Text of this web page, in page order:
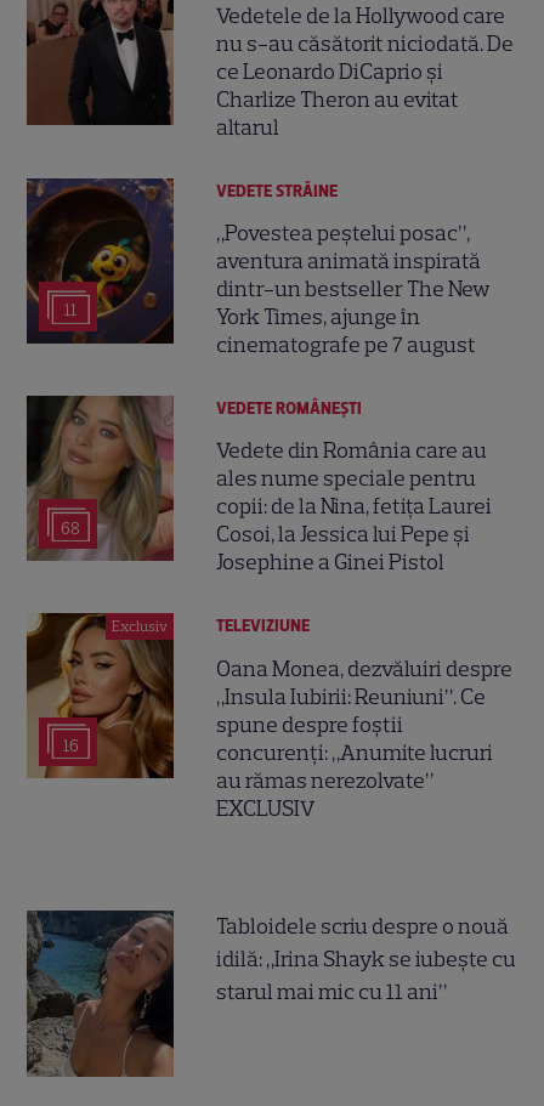
Vedetele de la Hollywood care
nu s-au căsătorit niciodată. De
ce Leonardo DiCaprio și
Charlize Theron au evitat
altarul
11
VEDETE STRĂINE
„Povestea peștelui posac”,
aventura animată inspirată
dintr-un bestseller The New
York Times, ajunge în
cinematografe pe 7 august
68
VEDETE ROMÂNEŞTI
Vedete din România care au
ales nume speciale pentru
copii: de la Nina, fetița Laurei
Cosoi, la Jessica lui Pepe și
Josephine a Ginei Pistol
Exclusiv
16
TELEVIZIUNE
Oana Monea, dezvăluiri despre
„Insula Iubirii: Reuniuni”. Ce
spune despre foștii
concurenți: „Anumite lucruri
au rămas nerezolvate”
EXCLUSIV
Tabloidele scriu despre o nouă
idilă: „Irina Shayk se iubește cu
starul mai mic cu 11 ani”